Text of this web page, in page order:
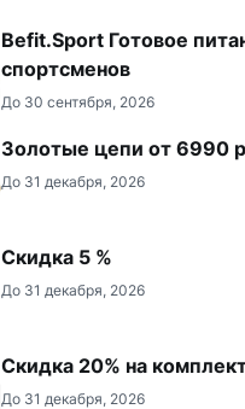
Befit.Sport Готовое
спортсменов
До 30 сентября, 2026
Золотые цепи от 6990
До 31 декабря, 2026
Скидка 5 %
До 31 декабря, 2026
Скидка 20% на
До 31 декабря, 2026